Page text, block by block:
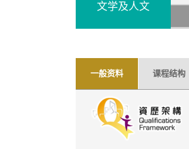
文学及人文
一般资料 课程结构